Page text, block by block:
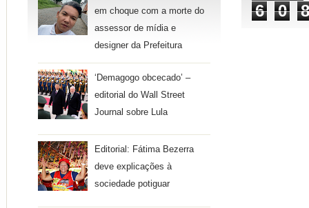
em choque com a morte do
assessor de mídia e
designer da Prefeitura
‘Demagogo obcecado’ –
editorial do Wall Street
Journal sobre Lula
Editorial: Fátima Bezerra
deve explicações à
sociedade potiguar
6 0 8